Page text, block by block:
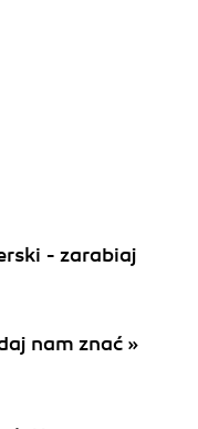
- zarabiaj
nam znać »